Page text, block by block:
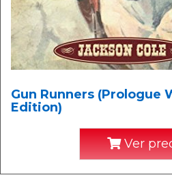
Gun Runners (Prologue
Edition)
Ver